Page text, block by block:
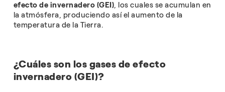
efecto de invernadero (GEI), los cuales se acumulan en
la atmósfera, produciendo así el aumento de la
temperatura de la Tierra.
¿Cuáles son los gases de efecto
invernadero (GEI)?